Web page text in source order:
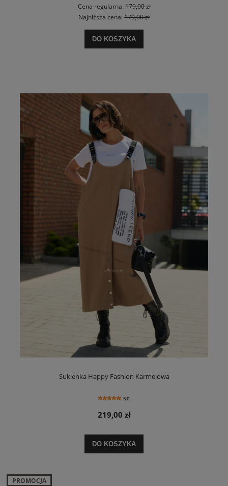
Cena regularna:179,00 zł
Najniższa cena: 179,00 zł
DO KOSZYKA
Sukienka Happy Fashion Karmelowa
5.0
219,00 zł
DO KOSZYKA
PROMOCJA